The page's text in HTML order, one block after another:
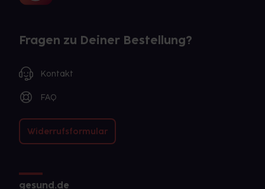
Fragen zu Deiner Bestellung?
Kontakt
FAQ
Widerrufsformular
gesund.de